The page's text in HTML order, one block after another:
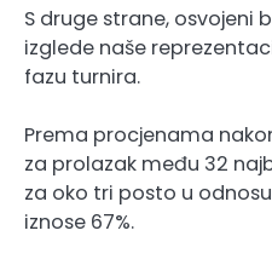
S druge strane, osvojeni
izglede naše
fazu turnira.
Prema procjenama
za prolazak među 32
za oko tri posto u
iznose 67%.